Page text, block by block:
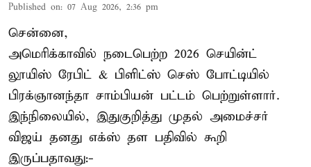
Published on: 07 Aug 2026, 2:36 pm
சென்னை,
அமெரிக்காவில் நடைபெற்ற 2026 செயின்ட்
லூயிஸ் ரேபிட் & பிளிட்ஸ் செஸ் போட்டியில்
பிரக்ஞானந்தா சாம்பியன் பட்டம் பெற்றுள்ளார்.
இந்நிலையில், இதுகுறித்து முதல் அமைச்சர்
விஜய் தனது எக்ஸ் தள பதிவில் கூறி
இருப்பதாவது:-